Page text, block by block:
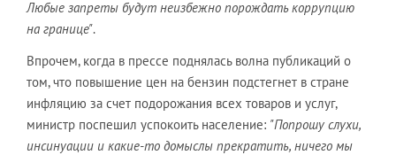
Любые запреты будут неизбежно порождать коррупцию
на границе".
Впрочем, когда в прессе поднялась волна публикаций о
том, что повышение цен на бензин подстегнет в стране
инфляцию за счет подорожания всех товаров и услуг,
министр поспешил успокоить население: "Попрошу слухи,
инсинуации и какие-то домыслы прекратить, ничего мы